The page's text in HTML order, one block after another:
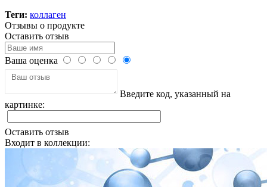
Теги: коллаген
Отзывы о продукте
Оставить отзыв
Ваша оценка
Введите код, указанный на
картинке:
Оставить отзыв
Входит в коллекции: